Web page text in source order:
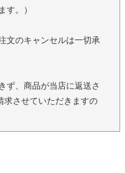
す。）
文のキャンセルは一切承
ず、商品が当店に返送さ
求させていただきますの